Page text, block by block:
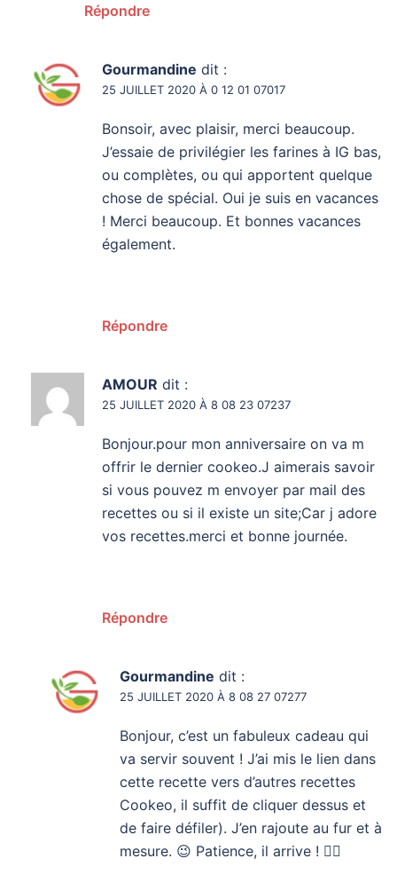
Répondre
Gourmandine dit :
25 JUILLET 2020 À 0 12 01 07017
Bonsoir, avec plaisir, merci beaucoup.
J’essaie de privilégier les farines à IG bas,
ou complètes, ou qui apportent quelque
chose de spécial. Oui je suis en vacances
! Merci beaucoup. Et bonnes vacances
également.
Répondre
AMOUR dit :
25 JUILLET 2020 À 8 08 23 07237
Bonjour.pour mon anniversaire on va m
offrir le dernier cookeo.J aimerais savoir
si vous pouvez m envoyer par mail des
recettes ou si il existe un site;Car j adore
vos recettes.merci et bonne journée.
Répondre
Gourmandine dit :
25 JUILLET 2020 À 8 08 27 07277
Bonjour, c’est un fabuleux cadeau qui
va servir souvent ! J’ai mis le lien dans
cette recette vers d’autres recettes
Cookeo, il suffit de cliquer dessus et
de faire défiler). J’en rajoute au fur et à
mesure. 😉 Patience, il arrive ! 👍🏻